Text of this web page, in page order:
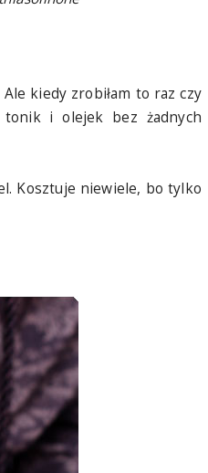
kiedy zrobiłam to raz czy
tonik i olejek bez żadnych
Kosztuje niewiele, bo tylko